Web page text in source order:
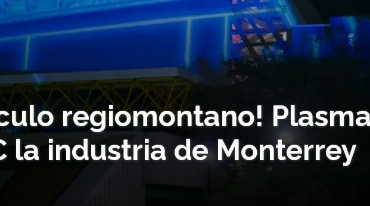
regiomontano!
la industria de Monterrey